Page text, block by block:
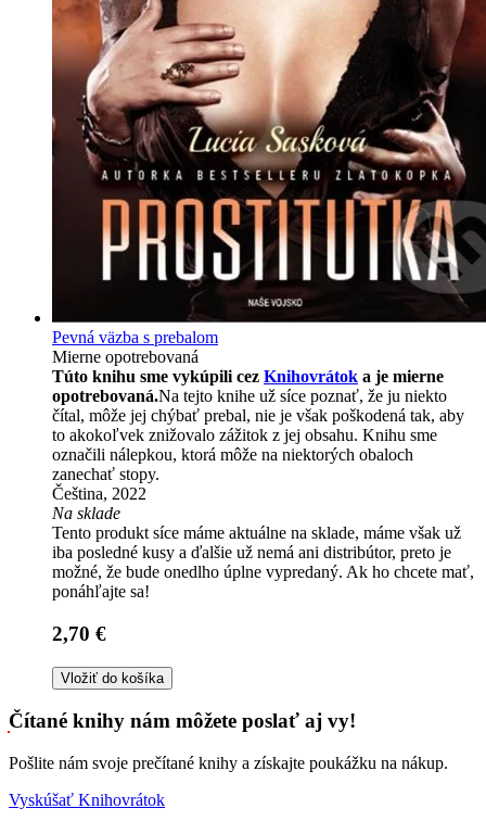
Pevná väzba s prebalom
Mierne opotrebovaná
Túto knihu sme vykúpili cez Knihovrátok a je mierne
opotrebovaná.Na tejto knihe už síce poznať, že ju niekto
čítal, môže jej chýbať prebal, nie je však poškodená tak, aby
to akokoľvek znižovalo zážitok z jej obsahu. Knihu sme
označili nálepkou, ktorá môže na niektorých obaloch
zanechať stopy.
Čeština, 2022
Na sklade
Tento produkt síce máme aktuálne na sklade, máme však už
iba posledné kusy a ďalšie už nemá ani distribútor, preto je
možné, že bude onedlho úplne vypredaný. Ak ho chcete mať,
ponáhľajte sa!
2,70 €
Vložiť do košíka
Čítané knihy nám môžete poslať aj vy!
Pošlite nám svoje prečítané knihy a získajte poukážku na nákup.
Vyskúšať Knihovrátok